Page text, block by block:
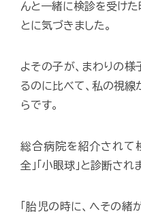
んと一緒に検診を受け
とに気づきました。
よその子が、まわりの
るのに比べて、私の視
らです。
総合病院を紹介されて
全」「小眼球」と診断され
「胎児の時に、へその